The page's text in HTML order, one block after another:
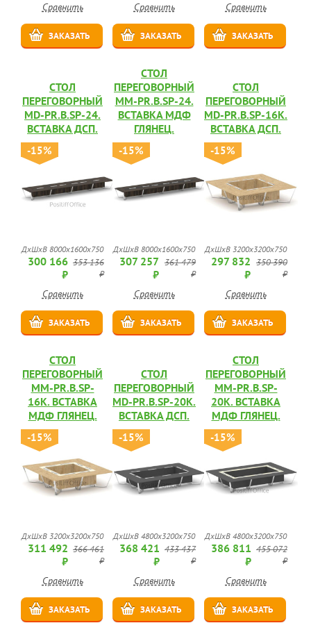
Сравнить
ЗАКАЗАТЬ
Сравнить
ЗАКАЗАТЬ
Сравнить
ЗАКАЗАТЬ
СТОЛ
ПЕРЕГОВОРНЫЙ
MD-PR.B.SP-24.
ВСТАВКА ДСП.
-15%
ДхШхВ 8000х1600х750
300 166
₽
353 136
₽
Сравнить
ЗАКАЗАТЬ
СТОЛ
ПЕРЕГОВОРНЫЙ
MM-PR.B.SP-24.
ВСТАВКА МДФ
ГЛЯНЕЦ.
-15%
ДхШхВ 8000х1600х750
307 257
₽
361 479
₽
Сравнить
ЗАКАЗАТЬ
СТОЛ
ПЕРЕГОВОРНЫЙ
MD-PR.B.SP-16K.
ВСТАВКА ДСП.
-15%
ДхШхВ 3200х3200х750
297 832
₽
350 390
₽
Сравнить
ЗАКАЗАТЬ
СТОЛ
ПЕРЕГОВОРНЫЙ
MM-PR.B.SP-
16K. ВСТАВКА
МДФ ГЛЯНЕЦ.
-15%
ДхШхВ 3200х3200х750
311 492
₽
366 461
₽
Сравнить
ЗАКАЗАТЬ
СТОЛ
ПЕРЕГОВОРНЫЙ
MD-PR.B.SP-20K.
ВСТАВКА ДСП.
-15%
ДхШхВ 4800х3200х750
368 421
₽
433 437
₽
Сравнить
ЗАКАЗАТЬ
СТОЛ
ПЕРЕГОВОРНЫЙ
MM-PR.B.SP-
20K. ВСТАВКА
МДФ ГЛЯНЕЦ.
-15%
ДхШхВ 4800х3200х750
386 811
₽
455 072
₽
Сравнить
ЗАКАЗАТЬ